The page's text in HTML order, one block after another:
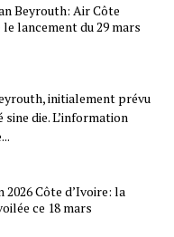
Beyrouth: Air Côte
lancement du 29 mars
initialement prévu
die. L’information
2026 Côte d’Ivoire: la
ce 18 mars